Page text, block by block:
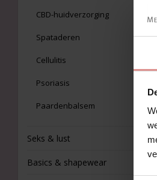
CBD-huidverzorging
Spataderen
Cellulitis
Psoriasis
Paardenbalsem
Seks & lust
Basics & shapewear